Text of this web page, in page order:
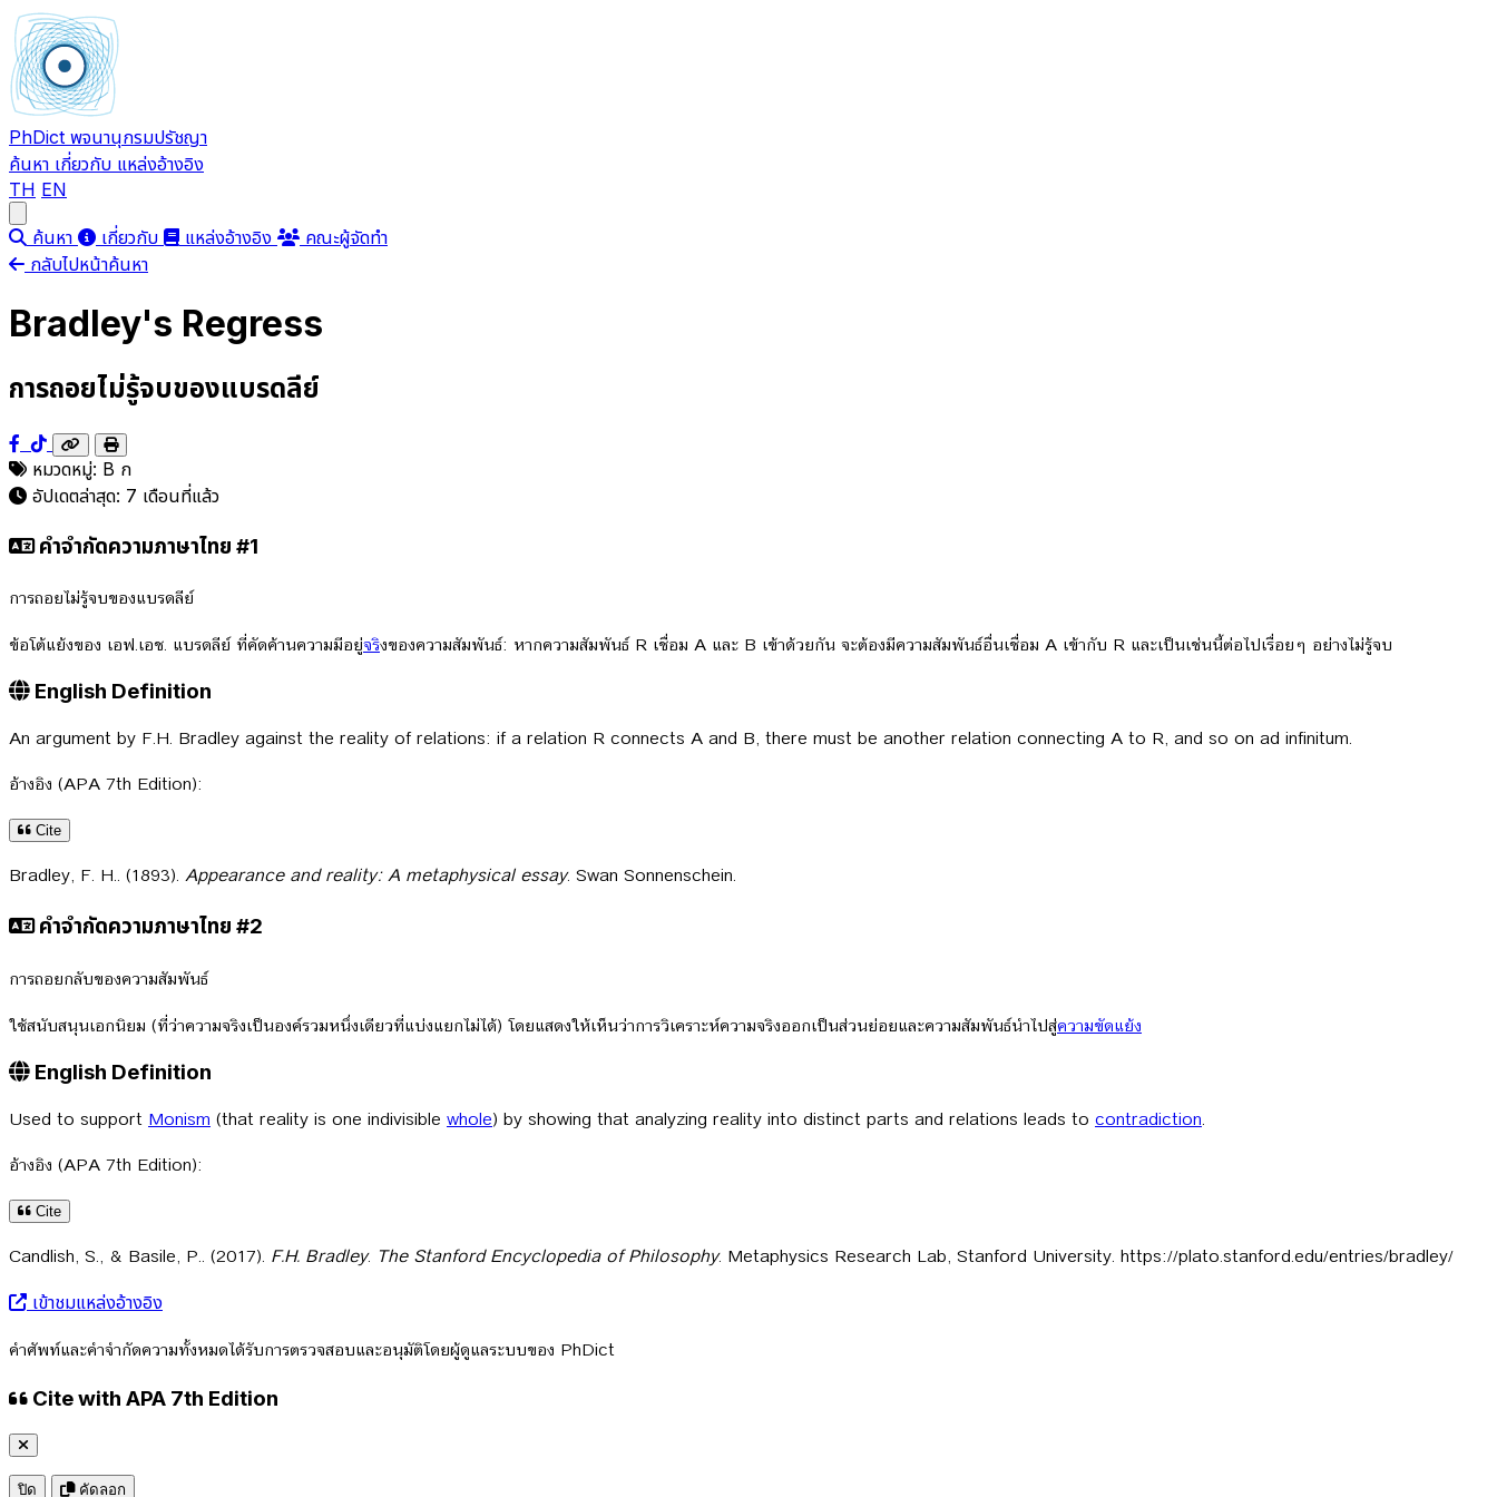
PhDict พจนานุกรมปรัชญา
ค้นหา เกี่ยวกับ แหล่งอ้างอิง
TH EN
ค้นหา เกี่ยวกับ แหล่งอ้างอิง
คณะผู้จัดทำ
กลับไปหน้าค้นหา
Bradley's Regress
การถอยไม่รู้จบของแบรดลีย์
หมวดหมู่: B ก
อัปเดตล่าสุด: 7 เดือนที่แล้ว
คำจำกัดความภาษาไทย #1
การถอยไม่รู้จบของแบรดลีย์
ข้อโต้แย้งของ เอฟ.เอช. แบรดลีย์ ที่คัดค้านความมีอยู่จริงของความสัมพันธ์: หากความสัมพันธ์ R เชื่อม A และ B เข้าด้วยกัน จะต้องมีความสัมพันธ์อื่นเชื่อม A เข้ากับ R และเป็นเช่นนี้ต่อไปเรื่อยๆ อย่างไม่รู้จบ
English Definition
An argument by F.H. Bradley against the reality of relations: if a relation R connects A and B, there must be another relation connecting A to R, and so on ad infinitum.
อ้างอิง (APA 7th Edition):
Cite
Bradley, F. H.. (1893). Appearance and reality: A metaphysical essay. Swan Sonnenschein.
คำจำกัดความภาษาไทย #2
การถอยกลับของความสัมพันธ์
ใช้สนับสนุนเอกนิยม (ที่ว่าความจริงเป็นองค์รวมหนึ่งเดียวที่แบ่งแยกไม่ได้) โดยแสดงให้เห็นว่าการวิเคราะห์ความจริงออกเป็นส่วนย่อยและความสัมพันธ์นำไปสู่ความขัดแย้ง
English Definition
Used to support Monism (that reality is one indivisible whole) by showing that analyzing reality into distinct parts and relations leads to contradiction.
อ้างอิง (APA 7th Edition):
Cite
Candlish, S., & Basile, P.. (2017). F.H. Bradley. The Stanford Encyclopedia of Philosophy. Metaphysics Research Lab, Stanford University. https://plato.stanford.edu/entries/bradley/
เข้าชมแหล่งอ้างอิง
คำศัพท์และคำจำกัดความทั้งหมดได้รับการตรวจสอบและอนุมัติโดยผู้ดูแลระบบของ PhDict
Cite with APA 7th Edition
ปิด คัดลอก